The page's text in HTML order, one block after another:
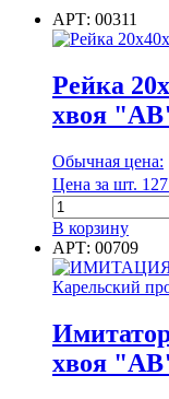
АРТ: 00311
Рейка
хвоя
Обычная цена:
Цена за шт. 127
Количество
товара
Рейка
20х45х3000
сухая
строганая
хвоя
"АВ"
В корзину
АРТ: 00709
хвоя